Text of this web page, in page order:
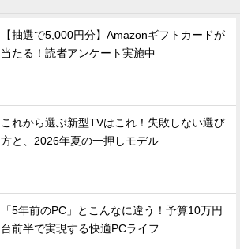
【抽選で5,000円分】Amazonギフトカードが
当たる！読者アンケート実施中
これから選ぶ新型TVはこれ！失敗しない選び
方と、2026年夏の一押しモデル
「5年前のPC」とこんなに違う！予算10万円
台前半で実現する快適PCライフ